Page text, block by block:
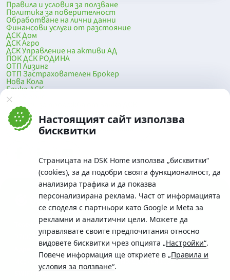
Настоящият сайт използва
бисквитки
Страницата на DSK Home използва „бисквитки“
(cookies), за да подобри своята функционалност, да
анализира трафика и да показва
персонализирана реклама. Част от информацията
се споделя с партньори като Google и Meta за
рекламни и аналитични цели. Можете да
управлявате своите предпочитания относно
видовете бисквитки чрез опцията „Настройки“.
Повече информация ще откриете в „Правила и
условия за ползване“.
Правила и условия за ползване
Политика за поверителност
Обработване на лични данни
Финансови услуги от разстояние
ДСК Дом
ДСК Агро
ДСК Управление на активи АД
ПОК ДСК РОДИНА
ОТП Лизинг
ОТП Застрахователен Брокер
Нова Кола
Банка ДСК
DSK Mobile
Оферти за продажба от Банка ДСК
Клонова мрежа и банкомати
До началото на страницата
Телефон:
0700 10 375 / *2375
Московска No.19 / ул. Г. Бенковски No. 5, София 1036
SWIFT/BIC: